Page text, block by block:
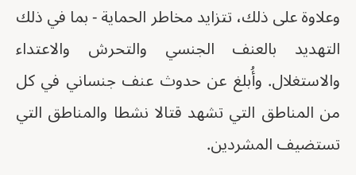
وعلاوة على ذلك، تتزايد مخاطر الحماية - بما في ذلك
التهديد بالعنف الجنسي والتحرش والاعتداء
والاستغلال. وأُبلغ عن حدوث عنف جنساني في كل
من المناطق التي تشهد قتالا نشطا والمناطق التي
تستضيف المشردين.